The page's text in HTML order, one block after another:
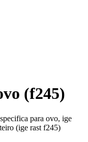
(f245)
para ovo, ige
(ige rast f245)